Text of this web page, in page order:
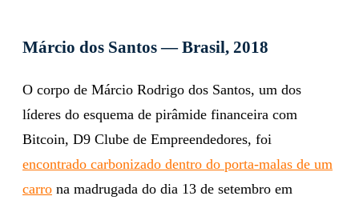
Márcio dos Santos — Brasil, 2018
O corpo de Márcio Rodrigo dos Santos, um dos
líderes do esquema de pirâmide financeira com
Bitcoin, D9 Clube de Empreendedores, foi
encontrado carbonizado dentro do porta-malas de um
carro na madrugada do dia 13 de setembro em